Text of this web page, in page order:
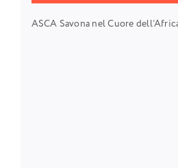
ASCA Savona nel Cuore